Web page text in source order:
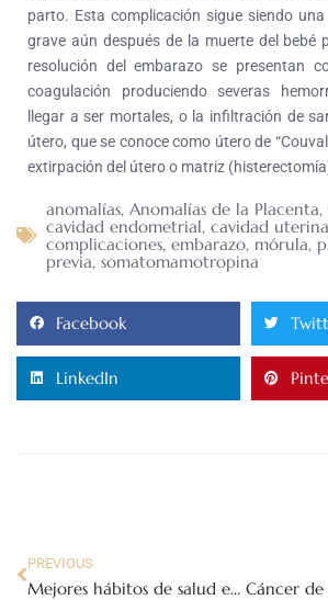
parto. Esta complicación sigue siendo
grave aún después de la muerte del bebé
resolución del embarazo se presentan
coagulación produciendo severas
llegar a ser mortales, o la infiltración de
útero, que se conoce como útero de
extirpación del útero o matriz
anomalías, Anomalías de la Placenta,
cavidad endometrial, cavidad uterina
complicaciones, embarazo, mórula,
previa, somatomamotropina
Facebook
LinkedIn
PREVIOUS
Mejores hábitos de salud en el embarazo